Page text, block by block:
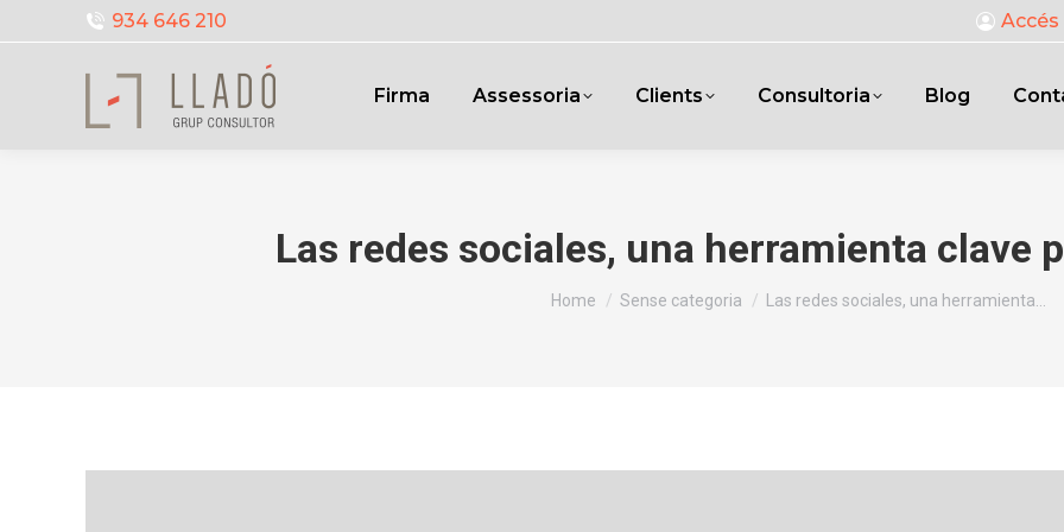
934 646 210
Firma Assessoria Clients Consultoria Blog
Las redes sociales, una herramienta clave
You are here:
Home Sense categoria Las redes sociales, una herramienta…